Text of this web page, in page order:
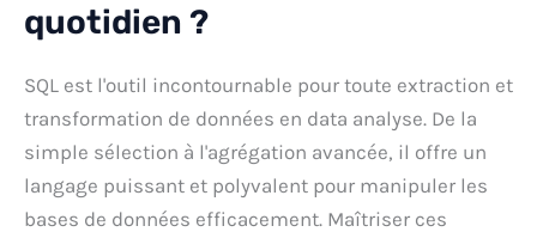
quotidien ?
SQL est l'outil incontournable pour toute extraction et
transformation de données en data analyse. De la
simple sélection à l'agrégation avancée, il offre un
langage puissant et polyvalent pour manipuler les
bases de données efficacement. Maîtriser ces